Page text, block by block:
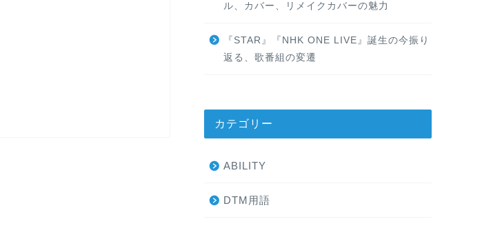
ル、カバー、リメイクカバーの魅力
『STAR』『NHK ONE LIVE』誕生の今振り
返る、歌番組の変遷
カテゴリー
ABILITY
DTM用語